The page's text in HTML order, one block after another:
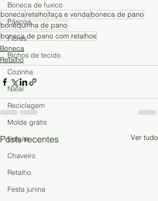
Boneca de fuxico
Páscoa
Flores
Bichos de tecido
Cozinha
Natal
Reciclagem
Molde grátis
Enfeite
Chaveiro
Retalho
Festa junina
bonecaretalhofaça e vendaboneca de pano
bonequinha de pano
boneca de pano com retalhos
Boneca
Retalho
Posts recentes Ver tudo